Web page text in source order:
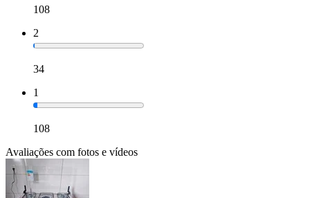
108
2
34
1
108
Avaliações com fotos e vídeos